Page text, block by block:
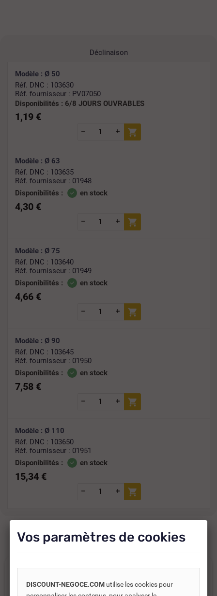
Déclinaison
Modèle : Ø 50
Réf. DNC : 103630
Réf. fournisseur : PV07050
Disponibilités : 6/8 JOURS OUVRABLES
1,19 €
Modèle : Ø 63
Réf. DNC : 103635
Réf. fournisseur : 01948
Disponibilités :
en stock
4,30 €
Modèle : Ø 75
Réf. DNC : 103640
Réf. fournisseur : 01949
Disponibilités :
en stock
4,66 €
Modèle : Ø 90
Réf. DNC : 103645
Réf. fournisseur : 01950
Disponibilités :
en stock
7,58 €
Modèle : Ø 110
Réf. DNC : 103650
Réf. fournisseur : 01951
Disponibilités :
en stock
15,34 €
Vos paramètres de cookies
DISCOUNT-NEGOCE.COM utilise les cookies pour